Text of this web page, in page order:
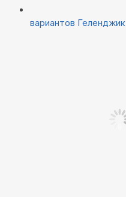
вариантов Геленджик